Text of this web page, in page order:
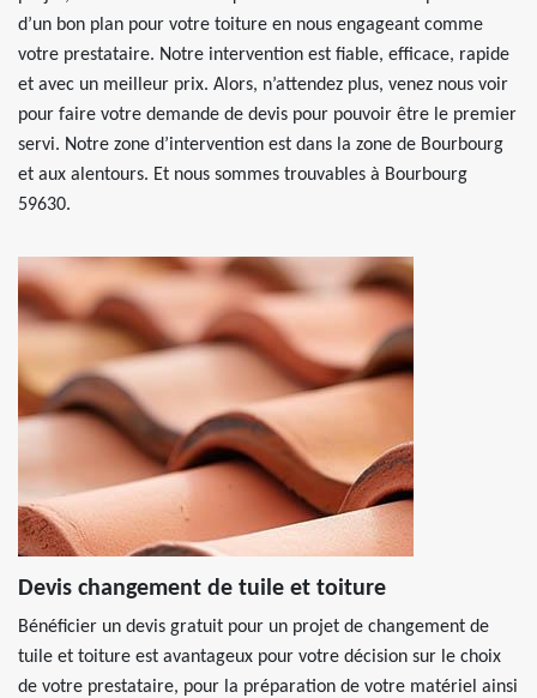
d’un bon plan pour votre toiture en nous engageant comme
votre prestataire. Notre intervention est fiable, efficace, rapide
et avec un meilleur prix. Alors, n’attendez plus, venez nous voir
pour faire votre demande de devis pour pouvoir être le premier
servi. Notre zone d’intervention est dans la zone de Bourbourg
et aux alentours. Et nous sommes trouvables à Bourbourg
59630.
Devis changement de tuile et toiture
Bénéficier un devis gratuit pour un projet de changement de
tuile et toiture est avantageux pour votre décision sur le choix
de votre prestataire, pour la préparation de votre matériel ainsi